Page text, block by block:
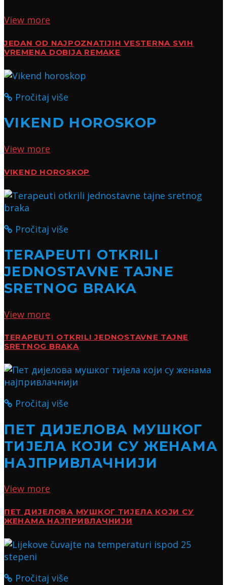
View more
JEDAN OD NAJPOZNATIJIH VESTERNA SVIH
VREMENA DOBIJA REMAKE
Pročitaj više
VIKEND HOROSKOP
View more
VIKEND HOROSKOP
Pročitaj više
TERAPEUTI OTKRILI
JEDNOSTAVNE TAJNE
SRETNOG BRAKA
View more
TERAPEUTI OTKRILI JEDNOSTAVNE TAJNE
SRETNOG BRAKA
Pročitaj više
ПЕТ ДИЈЕЛОВА МУШКОГ
ТИЈЕЛА КОЈИ СУ ЖЕНАМА
НАЈПРИВЛАЧНИЈИ
View more
ПЕТ ДИЈЕЛОВА МУШКОГ ТИЈЕЛА КОЈИ СУ
ЖЕНАМА НАЈПРИВЛАЧНИЈИ
Pročitaj više